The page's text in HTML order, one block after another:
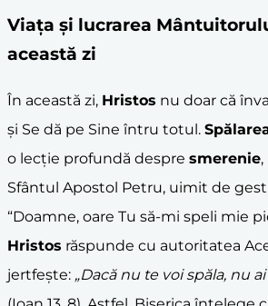
Viața și lucrarea
această zi
În această zi, Hristos nu doar că
și Se dă pe Sine întru totul.
o lecție profundă despre smerenie
Sfântul Apostol Petru, uimit de
“Doamne, oare Tu să-mi speli mie
Hristos răspunde cu autoritatea
jertfește: „Dacă nu te voi spăla, nu